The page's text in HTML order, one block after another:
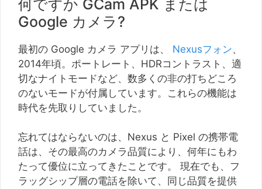
何ですか GCam APK または
Google カメラ?
最初の Google カメラ アプリは、 Nexusフォン、
2014年頃。ポートレート、HDRコントラスト、適
切なナイトモードなど、数多くの非の打ちどころ
のないモードが付属しています。これらの機能は
時代を先取りしていました。
忘れてはならないのは、Nexus と Pixel の携帯電
話は、その最高のカメラ品質により、何年にもわ
たって優位に立ってきたことです。 現在でも、フ
ラッグシップ層の電話を除いて、同じ品質を提供